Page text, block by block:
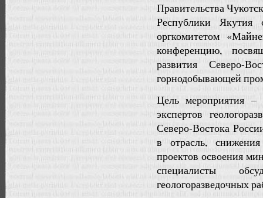
Правительства
Республики Якутия
оргкомитетом
конференцию,
развития Северо-
горнодобывающей
Цель мероприятия –
экспертов
Северо-Востока
в отрасль,
проектов освоения
специалисты
геологоразведочных